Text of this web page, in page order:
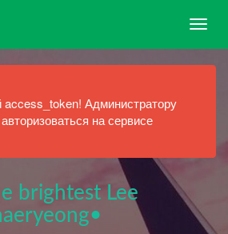
Администратору
на сервисе
brightest Lee